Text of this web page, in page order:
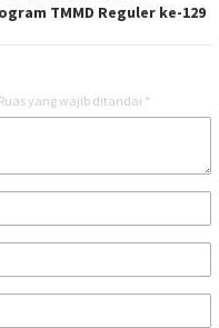
TMMD Reguler ke-129
Ruas yang wajib ditandai *